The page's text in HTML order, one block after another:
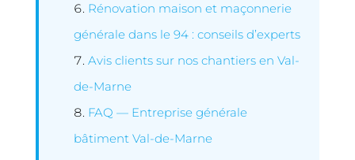
Rénovation maison et maçonnerie
générale dans le 94 : conseils d’experts
Avis clients sur nos chantiers en Val-
de-Marne
FAQ — Entreprise générale
bâtiment Val-de-Marne